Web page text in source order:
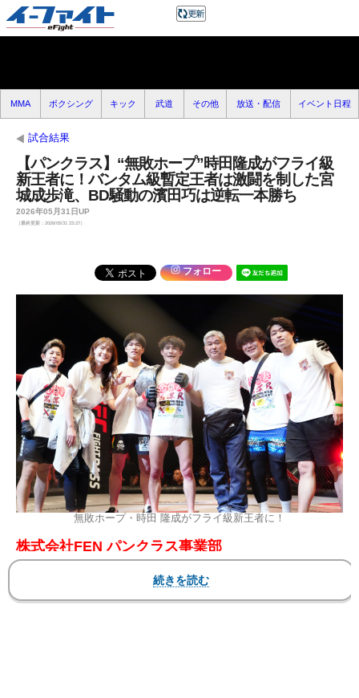
MMA ボクシング キック 武道 その他 放送・配信 イベント日程
試合結果
【パンクラス】“無敗ホープ”時田隆成がフライ級
新王者に！バンタム級暫定王者は激闘を制した宮
城成歩滝、BD騒動の濱田巧は逆転一本勝ち
2026年05月31日UP
（最終更新：2026/05/31 23:27）
フォロー
無敗ホープ・時田 隆成がフライ級新王者に！
株式会社FEN パンクラス事業部
2026年5月31日（日）東京・立川ステージガーデ